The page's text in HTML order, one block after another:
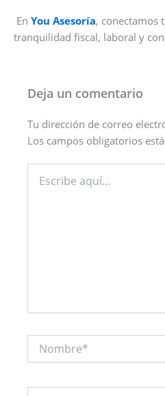
En You Asesoría, conectamos
tranquilidad fiscal, laboral y
Deja un comentario
Tu dirección de correo
Los campos obligatorios
aquí...
Nombre*